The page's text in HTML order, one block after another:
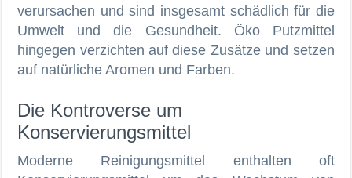
verursachen und sind insgesamt schädlich für die
Umwelt und die Gesundheit. Öko Putzmittel
hingegen verzichten auf diese Zusätze und setzen
auf natürliche Aromen und Farben.
Die Kontroverse um
Konservierungsmittel
Moderne Reinigungsmittel enthalten oft